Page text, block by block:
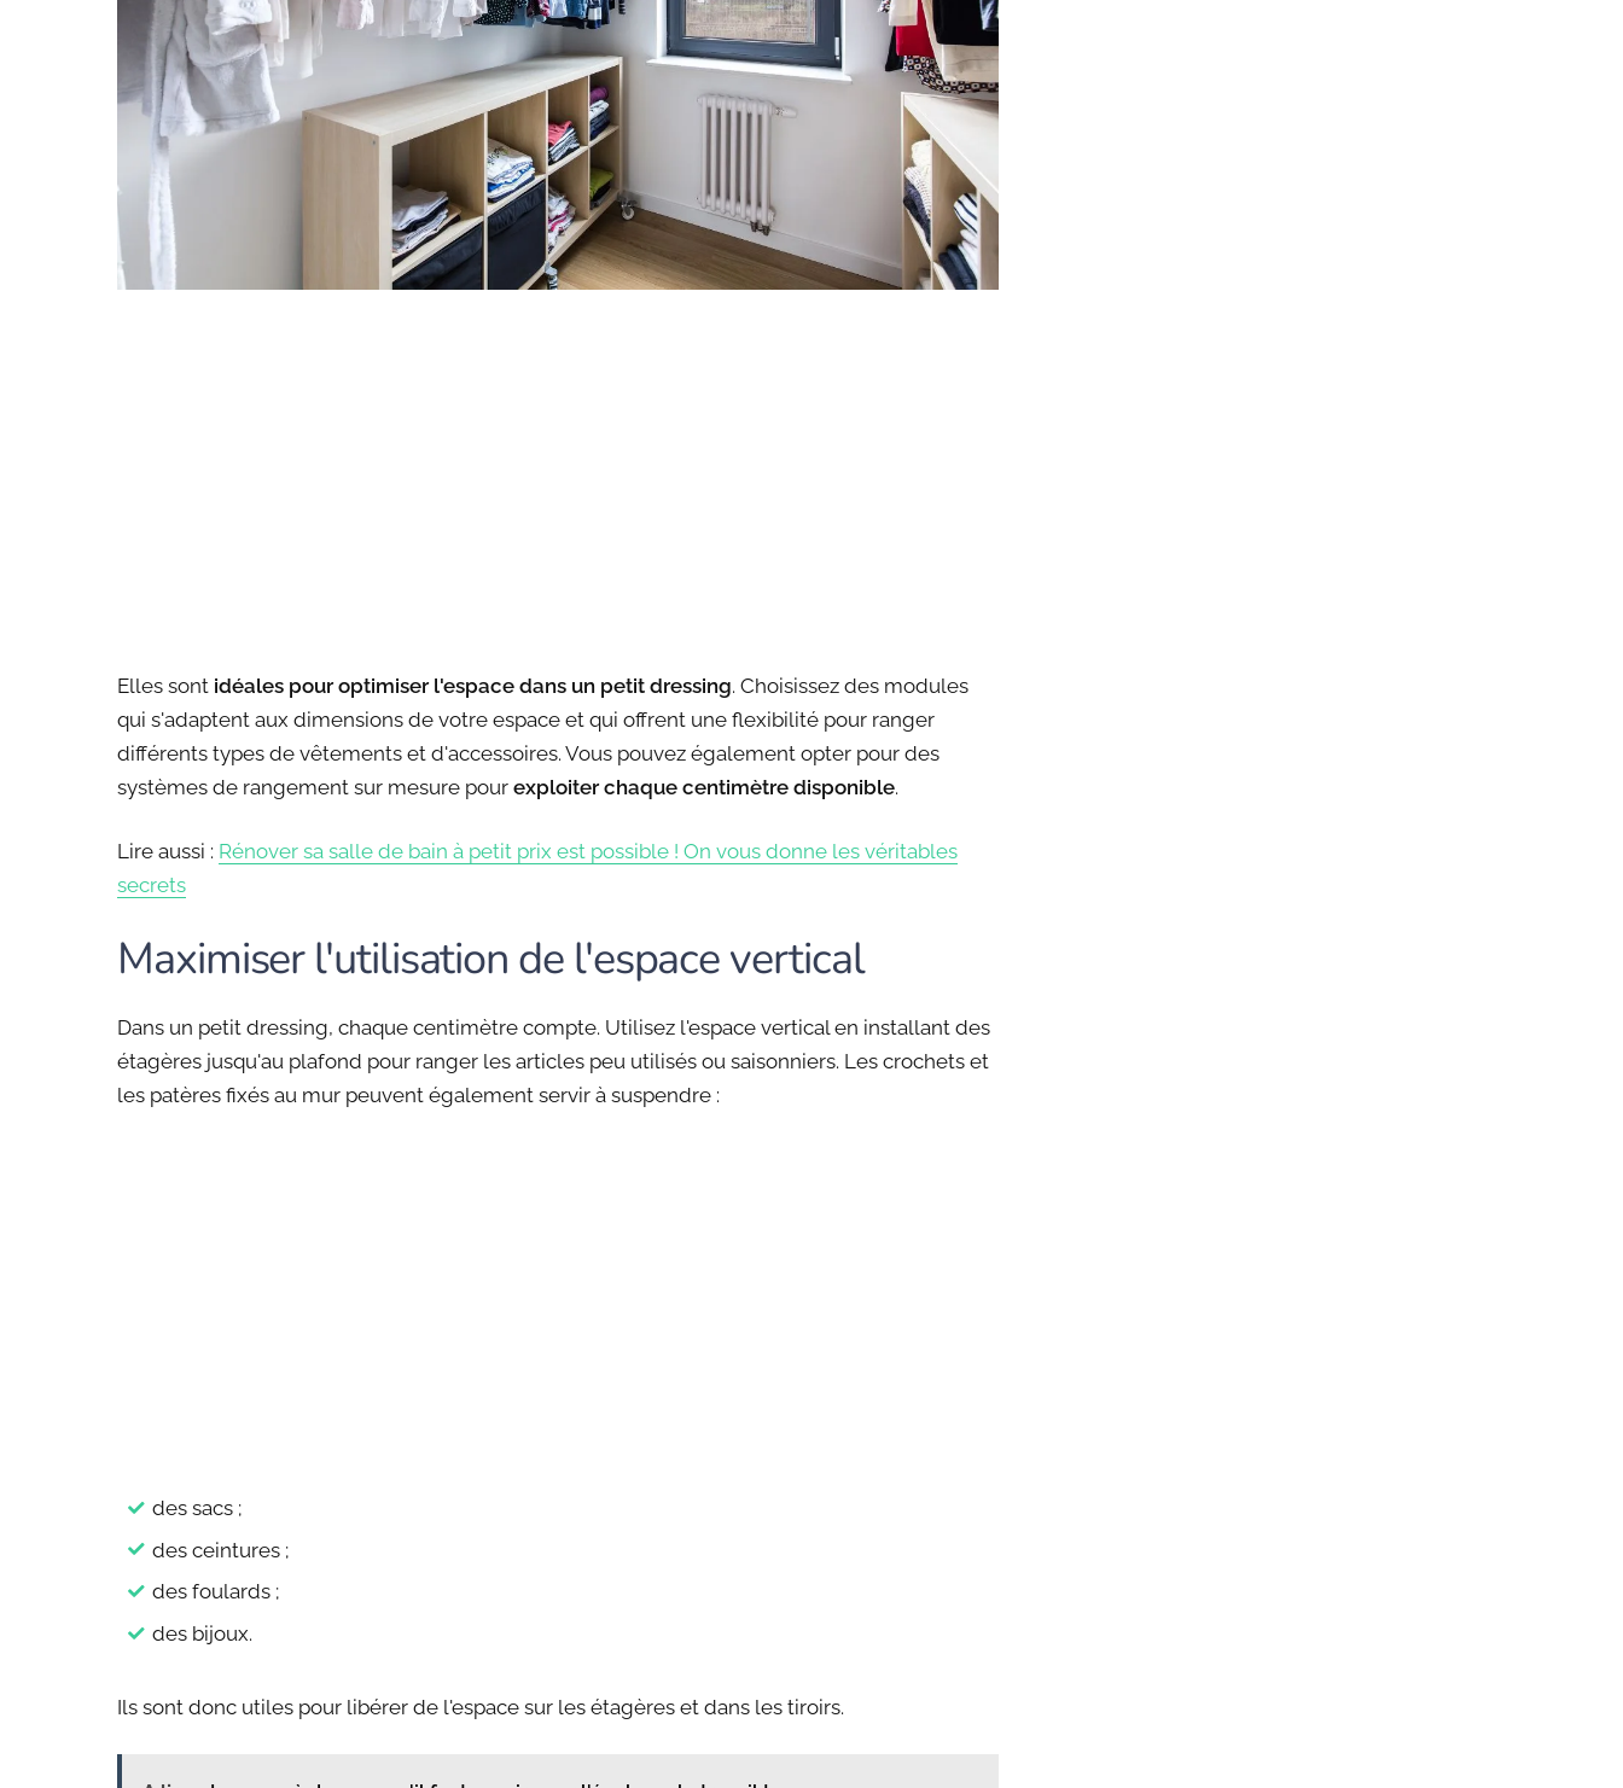
Elles sont idéales pour optimiser l'espace dans un petit dressing. Choisissez des modules
qui s'adaptent aux dimensions de votre espace et qui offrent une flexibilité pour ranger
différents types de vêtements et d'accessoires. Vous pouvez également opter pour des
systèmes de rangement sur mesure pour exploiter chaque centimètre disponible.
Lire aussi : Rénover sa salle de bain à petit prix est possible ! On vous donne les véritables
secrets
Maximiser l'utilisation de l'espace vertical
Dans un petit dressing, chaque centimètre compte. Utilisez l'espace vertical en installant des
étagères jusqu'au plafond pour ranger les articles peu utilisés ou saisonniers. Les crochets et
les patères fixés au mur peuvent également servir à suspendre :
des sacs ;
des ceintures ;
des foulards ;
des bijoux.
Ils sont donc utiles pour libérer de l'espace sur les étagères et dans les tiroirs.